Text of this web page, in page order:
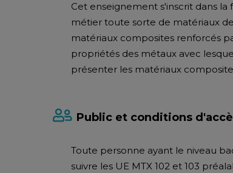
Cet enseignement s'inscrit dans
métier toute sorte de matériaux
matériaux composites renforcés
propriétés des métaux avec
présenter les matériaux
Public et conditions
Toute personne ayant le niveau
suivre les UE MTX 102 et 103